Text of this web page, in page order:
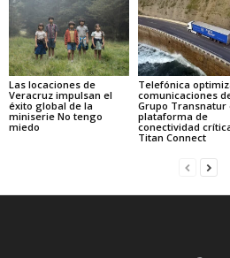
Las locaciones de
Veracruz impulsan el
éxito global de la
miniserie No tengo
miedo
Telefónica
comunicaciones
Grupo Transnatur
plataforma de
conectividad
Titan Connect